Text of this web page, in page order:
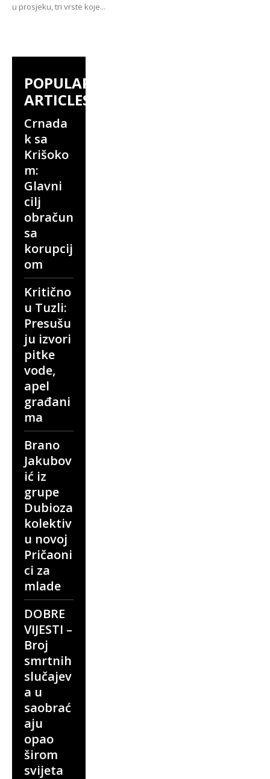
u prosjeku, tri vrste koje...
POPULAR
ARTICLES
Crnada
k sa
Krišoko
m:
Glavni
cilj
obračun
sa
korupcij
om
Kritično
u Tuzli:
Presušu
ju izvori
pitke
vode,
apel
građani
ma
Brano
Jakubov
ić iz
grupe
Dubioza
kolektiv
u novoj
Pričaoni
ci za
mlade
DOBRE
VIJESTI –
Broj
smrtnih
slučajev
a u
saobrać
aju
opao
širom
svijeta